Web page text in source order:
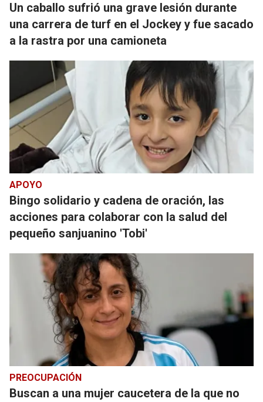
Un caballo sufrió una grave lesión durante
una carrera de turf en el Jockey y fue sacado
a la rastra por una camioneta
APOYO
Bingo solidario y cadena de oración, las
acciones para colaborar con la salud del
pequeño sanjuanino 'Tobi'
PREOCUPACIÓN
Buscan a una mujer caucetera de la que no